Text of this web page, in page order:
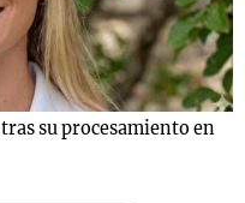
su procesamiento en
Notas
La Sole en
Cadena 3